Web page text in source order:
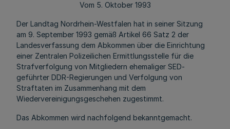
Vom 5. Oktober 1993
Der Landtag Nordrhein-Westfalen hat in seiner Sitzung
am 9. September 1993 gemäß Artikel 66 Satz 2 der
Landesverfassung dem Abkommen über die Einrichtung
einer Zentralen Polizeilichen Ermittlungsstelle für die
Strafverfolgung von Mitgliedern ehemaliger SED-
geführter DDR-Regierungen und Verfolgung von
Straftaten im Zusammenhang mit dem
Wiedervereinigungsgeschehen zugestimmt.
Das Abkommen wird nachfolgend bekanntgemacht.